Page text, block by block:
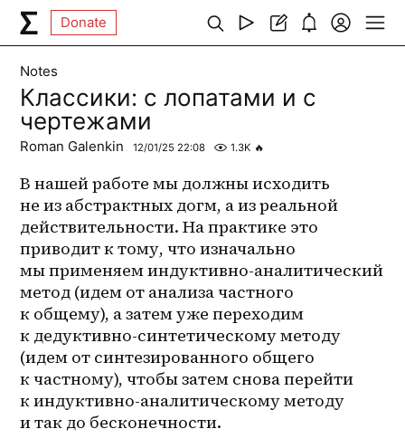
Donate
Notes
Классики: с лопатами и с
чертежами
Roman Galenkin 12/01/25 22:08 1.3K 🔥
В нашей работе мы должны исходить
не из абстрактных догм, а из реальной
действительности. На практике это
приводит к тому, что изначально
мы применяем индуктивно-аналитический
метод (идем от анализа частного
к общему), а затем уже переходим
к дедуктивно-синтетическому методу
(идем от синтезированного общего
к частному), чтобы затем снова перейти
к индуктивно-аналитическому методу
и так до бесконечности.